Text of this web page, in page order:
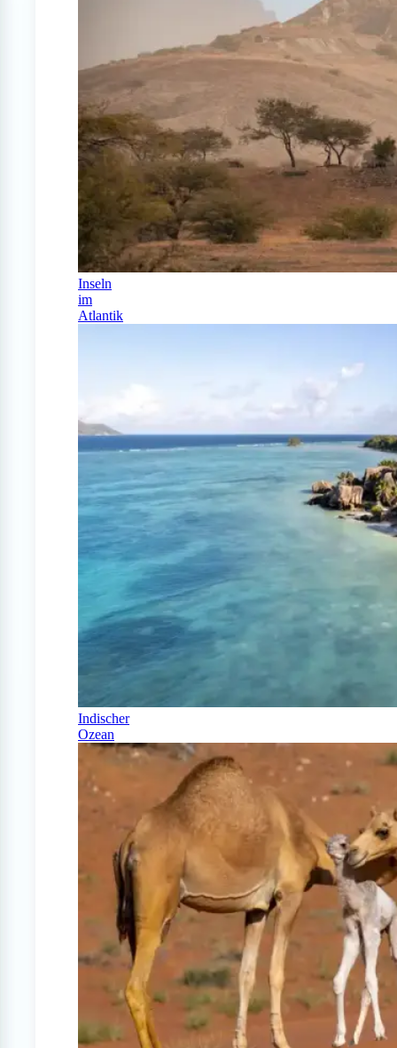
Inseln
im
Atlantik
Indischer
Ozean